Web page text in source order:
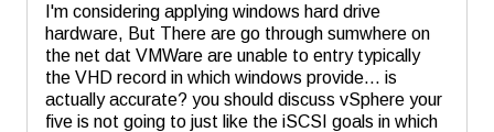
Коментар*
I'm considering applying windows hard drive
hardware, But There are go through sumwhere on
the net dat VMWare are unable to entry typically
the VHD record in which windows provide... is
actually accurate? you should discuss vSphere your
five is not going to just like the iSCSI goals in which